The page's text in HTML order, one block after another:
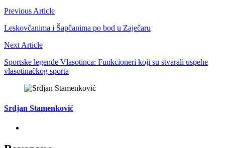
Previous Article
Leskovčanima i Šapčanima po bod u Zaječaru
Next Article
Sportske legende Vlasotinca: Funkcioneri koji su stvarali uspehe
vlasotinačkog sporta
Srdjan Stamenković